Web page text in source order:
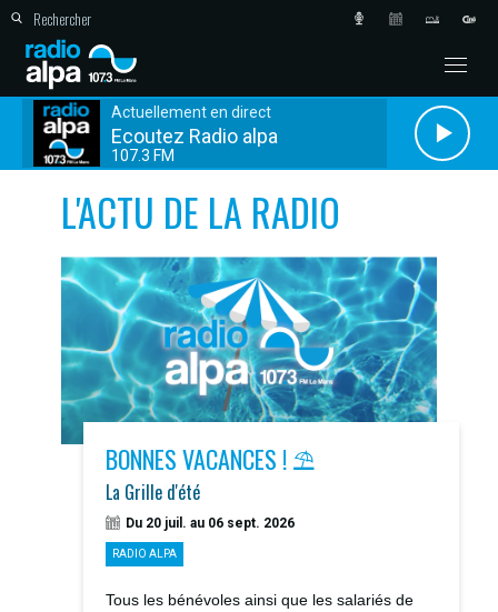
Actuellement en direct
Ecoutez Radio alpa
107.3 FM
L'ACTU DE LA RADIO
BONNES VACANCES ! ⛱️
La Grille d'été
Du 20 juil. au 06 sept. 2026
RADIO ALPA
Tous les bénévoles ainsi que les salariés de